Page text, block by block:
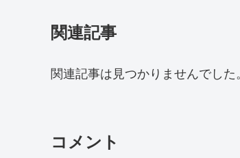
関連記事
関連記事は見つかりませんでした。
コメント